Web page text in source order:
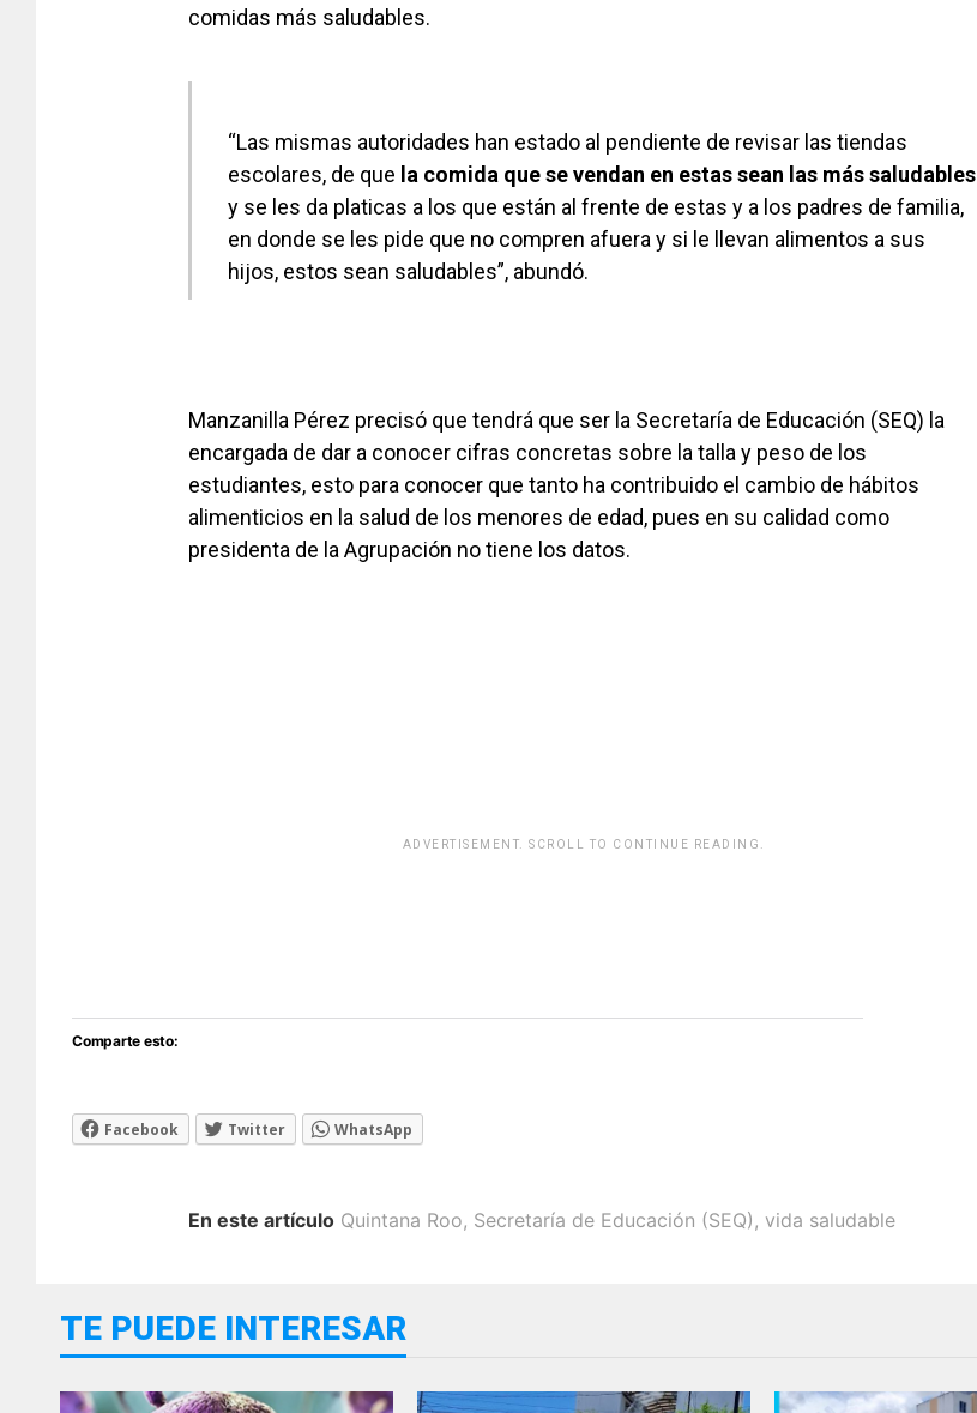
comidas más saludables.
“Las mismas autoridades han estado al pendiente de revisar las tiendas
escolares, de que la comida que se vendan en estas sean las más saludables
y se les da platicas a los que están al frente de estas y a los padres de familia,
en donde se les pide que no compren afuera y si le llevan alimentos a sus
hijos, estos sean saludables”, abundó.
Manzanilla Pérez precisó que tendrá que ser la Secretaría de Educación (SEQ) la
encargada de dar a conocer cifras concretas sobre la talla y peso de los
estudiantes, esto para conocer que tanto ha contribuido el cambio de hábitos
alimenticios en la salud de los menores de edad, pues en su calidad como
presidenta de la Agrupación no tiene los datos.
ADVERTISEMENT. SCROLL TO CONTINUE READING.
Comparte esto:
Facebook Twitter WhatsApp
En este artículo Quintana Roo, Secretaría de Educación (SEQ), vida saludable
TE PUEDE INTERESAR